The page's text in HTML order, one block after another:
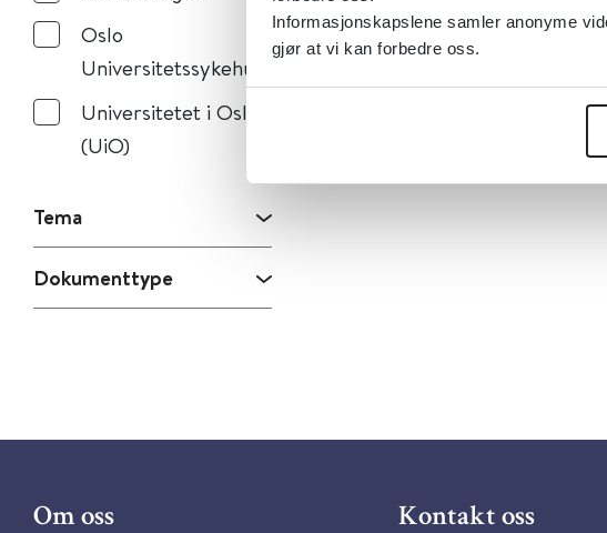
Informasjonskapslene samler anonyme
gjør at vi kan forbedre oss.
Oslo
Universitetssykehus
Universitetet i Oslo
(UiO)
Tema
Dokumenttype
Om oss Kontakt oss